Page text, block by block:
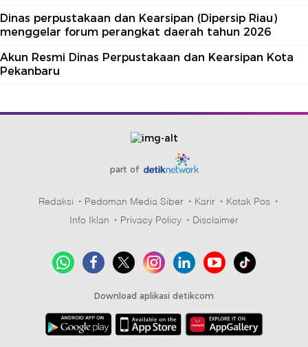
Dinas perpustakaan dan Kearsipan (Dipersip Riau)
menggelar forum perangkat daerah tahun 2026
Akun Resmi Dinas Perpustakaan dan Kearsipan Kota
Pekanbaru
part of
Redaksi Pedoman Media Siber Karir
Kotak Pos
Info Iklan
Privacy Policy Disclaimer
Download aplikasi detikcom